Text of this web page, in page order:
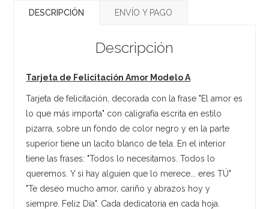
DESCRIPCIÓN ENVÍO Y PAGO
Descripción
Tarjeta de Felicitación Amor Modelo A
Tarjeta de felicitación, decorada con la frase "El amor es
lo que más importa" con caligrafía escrita en estilo
pizarra, sobre un fondo de color negro y en la parte
superior tiene un lacito blanco de tela. En el interior
tiene las frases: "Todos lo necesitamos. Todos lo
queremos. Y si hay alguien que lo merece... eres TÚ"
"Te deseo mucho amor, cariño y abrazos hoy y
siempre. Feliz Día". Cada dedicatoria en cada hoja.